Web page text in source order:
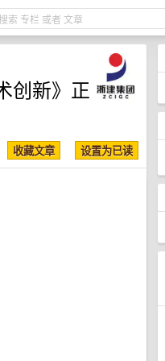
创新》正